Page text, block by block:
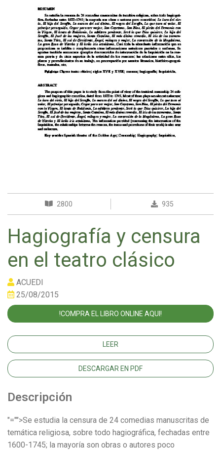
2800 935
Hagiografía y censura
en el teatro clásico
ACUEDI
25/08/2015
!COMPRA EL LIBRO ONLINE AQUI!
LEER
DESCARGAR EN PDF
Descripción
"="">Se estudia la censura de 24 comedias manuscritas de
temática religiosa, sobre todo hagiográfica, fechadas entre
1600-1745; la mayoría son obras o autores poco